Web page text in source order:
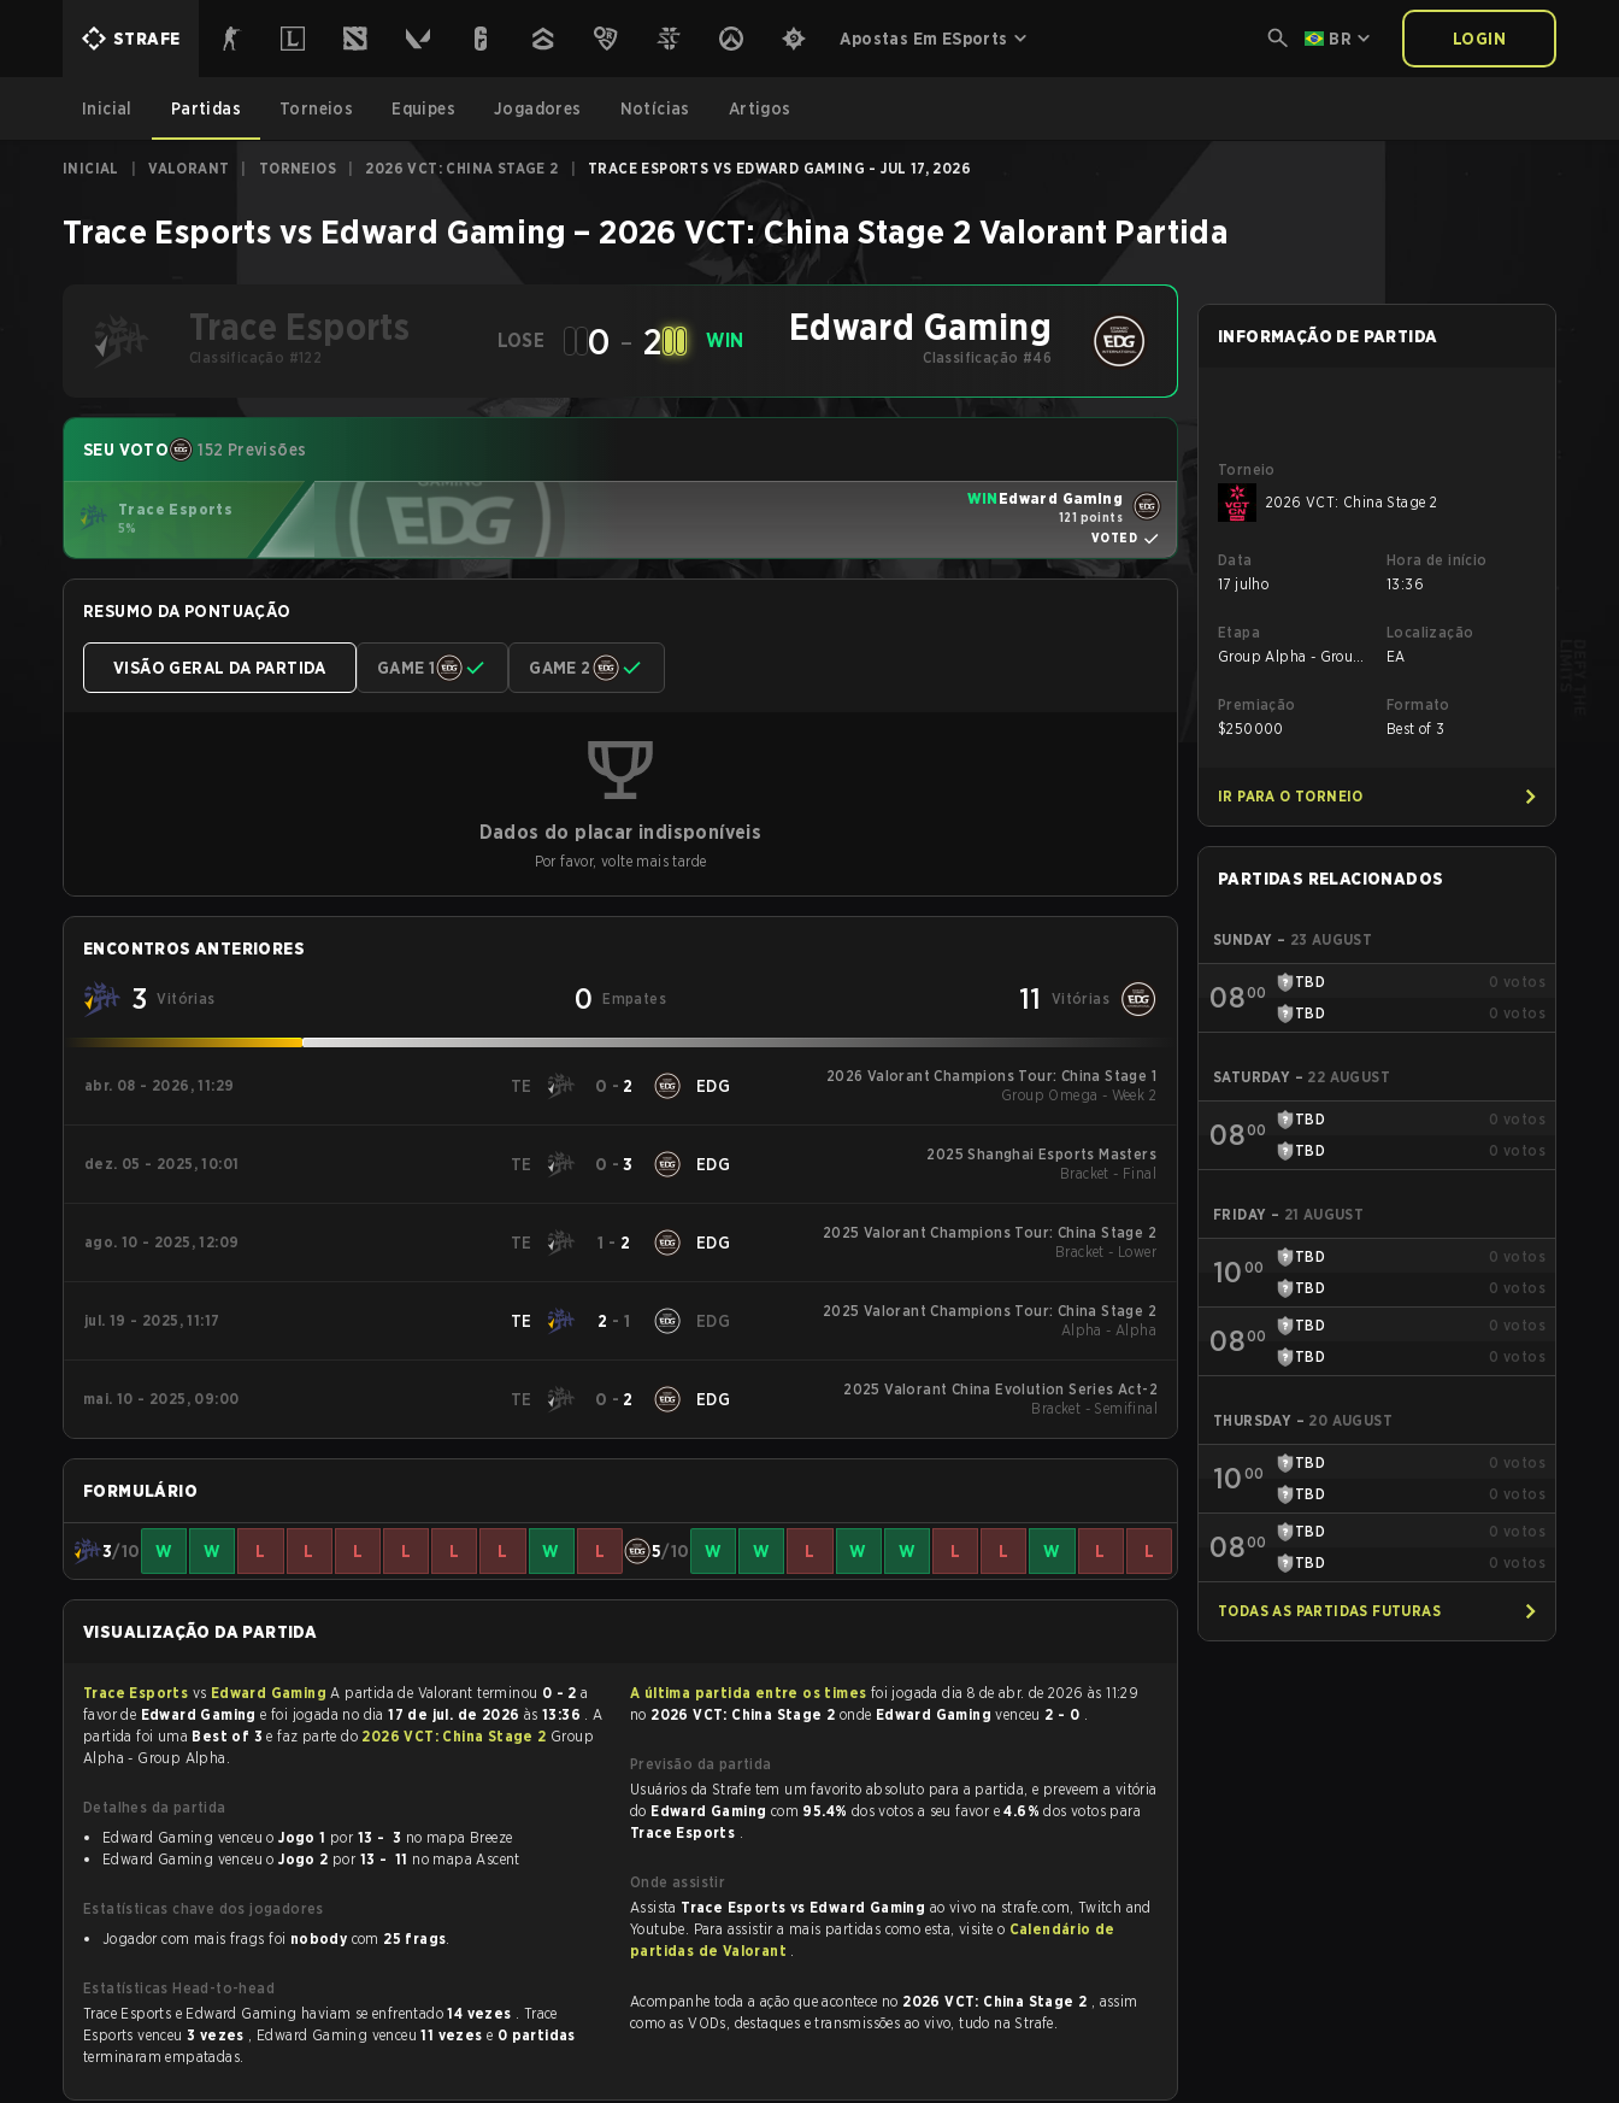
STRAFE Apostas Em ESports BR LOGIN
Inicial Partidas Torneios Equipes Jogadores Notícias Artigos
INICIAL VALORANT TORNEIOS 2026 VCT: CHINA STAGE 2 TRACE ESPORTS VS EDWARD GAMING - JUL 17, 2026
Trace Esports vs Edward Gaming – 2026 VCT: China Stage 2 Valorant Partida
Trace Esports
Classificação #122
LOSE 0 - 2 WIN Edward Gaming
Classificação #46
SEU VOTO 152 Previsões
Trace Esports
5%
WIN Edward Gaming
121 points
VOTED
RESUMO DA PONTUAÇÃO
VISÃO GERAL DA PARTIDA GAME 1 GAME 2
Dados do placar indisponíveis
Por favor, volte mais tarde
ENCONTROS ANTERIORES
3 Vitórias 0 Empates 11 Vitórias
abr. 08 - 2026, 11:29 TE 0 - 2 EDG
2026 Valorant Champions Tour: China Stage 1
Group Omega - Week 2
dez. 05 - 2025, 10:01 TE 0 -3 EDG
2025 Shanghai Esports Masters
Bracket - Final
ago. 10 - 2025, 12:09 TE 1 - 2 EDG
2025 Valorant Champions Tour: China Stage 2
Bracket - Lower
jul. 19 - 2025, 11:17 TE 2 - 1 EDG
2025 Valorant Champions Tour: China Stage 2
Alpha - Alpha
mai. 10 - 2025, 09:00 TE 0 - 2 EDG
2025 Valorant China Evolution Series Act-2
Bracket - Semifinal
FORMULÁRIO
3/10 W W L L L L L L W L 5/10 W W L W W L L W L L
VISUALIZAÇÃO DA PARTIDA
Trace Esports vs Edward Gaming A partida de Valorant terminou 0 - 2 a
favor de Edward Gaming e foi jogada no dia17 de jul. de 2026 às 13:36 . A
partida foi uma Best of 3e faz parte do 2026 VCT: China Stage 2 Group
Alpha - Group Alpha.
Detalhes da partida
Edward Gaming venceu oJogo 1 por 13 - 3 no mapa Breeze
Edward Gaming venceu oJogo 2 por 13 - 11 no mapa Ascent
Estatísticas chave dos jogadores
Jogador com mais frags foi nobody com 25 frags.
Estatísticas Head-to-head
Trace Esports e Edward Gaming haviam se enfrentado14 vezes . Trace
Esports venceu 3 vezes , Edward Gaming venceu11 vezes e 0 partidas
terminaram empatadas.
A última partida entre os times
no 2026 VCT: China Stage 2 onde Edward Gamingvenceu 2 - 0 .
Previsão da partida
Usuários da Strafe tem um favorito absoluto para a partida, e preveem a vitória
do Edward Gaming com 95.4% dos votos a seu favor e4.6%dos votos para
Trace Esports .
Onde assistir
Assista Trace Esports vs Edward Gaming ao vivo na strafe.com, Twitch and
Youtube. Para assistir a mais partidas como esta, visite o Calendário de
partidas de Valorant .
Acompanhe toda a ação que acontece no 2026 VCT: China Stage 2 , assim
como as VODs, destaques e transmissões ao vivo, tudo na Strafe.
INFORMAÇÃO DE PARTIDA
Torneio
2026 VCT: China Stage 2
Data
17 julho
Hora de início
13:36
Etapa
Group Alpha - Group
Localização
EA
Premiação
$250000
Formato
Best of 3
IR PARA O TORNEIO
PARTIDAS RELACIONADOS
SUNDAY – 23 AUGUST
0800
TBD 0 votos
TBD
0 votos
SATURDAY – 22 AUGUST
0800
TBD 0 votos
TBD
0 votos
FRIDAY – 21 AUGUST
10 00
TBD 0 votos
TBD
0 votos
0800
TBD 0 votos
TBD
0 votos
THURSDAY – 20 AUGUST
10 00
TBD 0 votos
TBD
0 votos
0800
TBD 0 votos
TBD
0 votos
TODAS AS PARTIDAS FUTURAS